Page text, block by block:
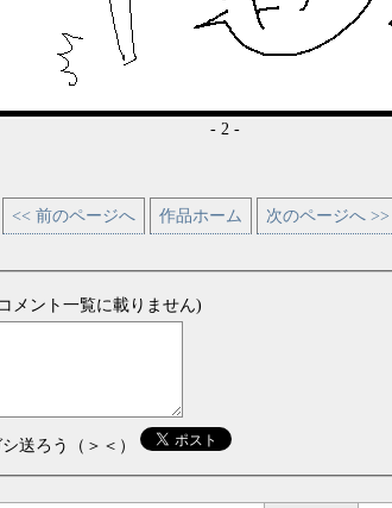
- 2 -
<< 前のページへ 作品ホーム 次のページへ >>
メント一覧に載りません)
送ろう（＞＜）